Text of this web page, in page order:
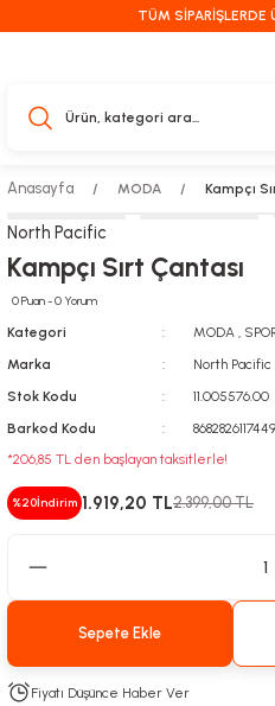
TÜM
Anasayfa MODA Kampçı
North Pacific
Kampçı Sırt Çantası
0 Puan - 0 Yorum
Kategori MODA ,
Marka
North Pacific
Stok Kodu
11.005576.00
Barkod Kodu
8682826117449
*206,85 TL den başlayan taksitlerle!
%20İndirim 1.919,20 TL2.399,00 TL
Sepete Ekle
Fiyatı Düşünce Haber Ver